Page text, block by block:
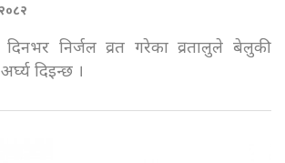
दिनभर निर्जल व्रत गरेका व्रतालुले बेलुकी
दिइन्छ ।